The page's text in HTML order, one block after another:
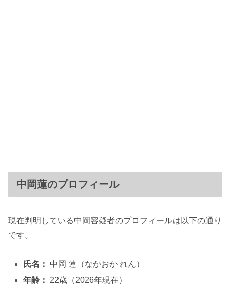
中岡蓮のプロフィール
現在判明している中岡容疑者のプロフィールは以下の通り
です。
氏名：
中岡 蓮（なかおか れん）
年齢：
22歳（2026年現在）